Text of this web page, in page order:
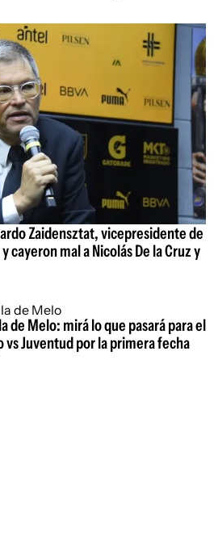
Zaidensztat, vicepresidente de
cayeron mal a Nicolás De la Cruz y
de Melo: mirá lo que pasará para el
Juventud por la primera fecha